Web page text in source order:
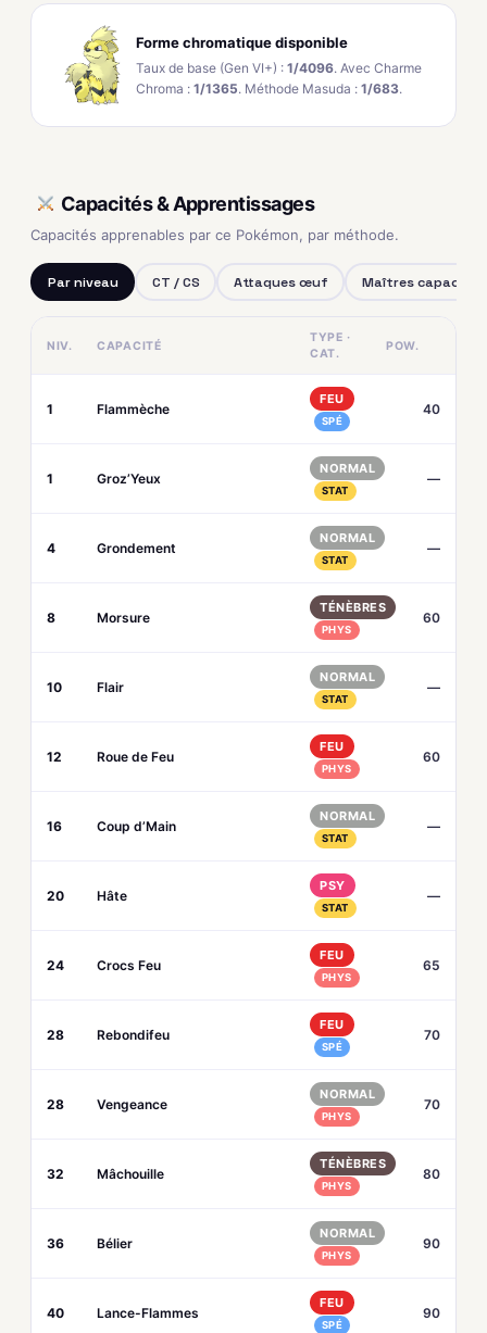
Forme chromatique disponible
Taux de base (Gen VI+) : 1/4096. Avec Charme
Chroma : 1/1365. Méthode Masuda : 1/683.
Capacités & Apprentissages
Capacités apprenables par ce Pokémon, par méthode.
Par niveau CT / CS Attaques œuf Maîtres capacités
NIV. CAPACITÉ
TYPE ·
CAT.
POW.
1 Flammèche
FEU
SPÉ
40
1 Groz’Yeux
NORMAL
STAT
—
4 Grondement
NORMAL
STAT
—
8 Morsure
TÉNÈBRES
PHYS
60
10 Flair
NORMAL
STAT
—
12 Roue de Feu
FEU
PHYS
60
16 Coup d’Main
NORMAL
STAT
—
20 Hâte
PSY
STAT
—
24 Crocs Feu
FEU
PHYS
65
28 Rebondifeu
FEU
SPÉ
70
28 Vengeance
NORMAL
PHYS
70
32 Mâchouille
TÉNÈBRES
PHYS
80
36 Bélier
NORMAL
PHYS
90
40 Lance-Flammes
FEU
SPÉ
90